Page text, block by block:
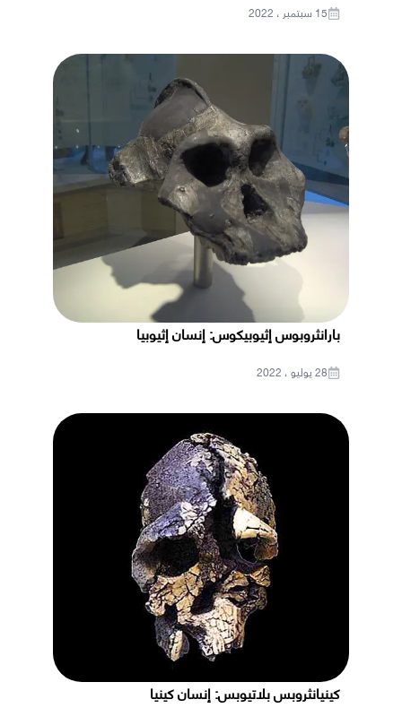
15 سبتمبر ، 2022
بارانثروبوس إثيوبيكوس: إنسان إثيوبيا
28 يوليو ، 2022
كينيانثروبس بلاتيوبس: إنسان كينيا